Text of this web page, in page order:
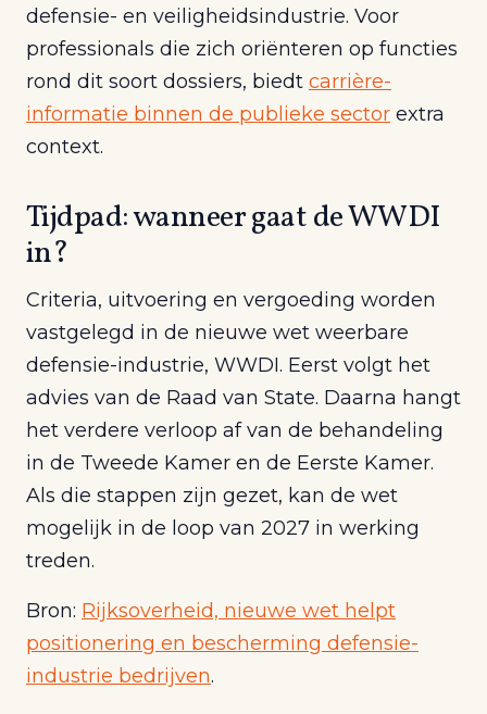
defensie- en veiligheidsindustrie. Voor
professionals die zich oriënteren op functies
rond dit soort dossiers, biedt carrière-
informatie binnen de publieke sector extra
context.
Tijdpad: wanneer gaat de WWDI
in?
Criteria, uitvoering en vergoeding worden
vastgelegd in de nieuwe wet weerbare
defensie-industrie, WWDI. Eerst volgt het
advies van de Raad van State. Daarna hangt
het verdere verloop af van de behandeling
in de Tweede Kamer en de Eerste Kamer.
Als die stappen zijn gezet, kan de wet
mogelijk in de loop van 2027 in werking
treden.
Bron: Rijksoverheid, nieuwe wet helpt
positionering en bescherming defensie-
industrie bedrijven.